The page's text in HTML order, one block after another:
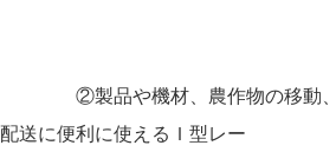
②製品や機材、農作物の移動、
配送に便利に使えるＩ型レー